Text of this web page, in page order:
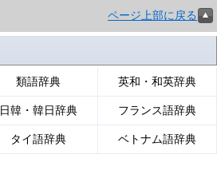
ページ上部に戻る
類語辞典 英和・和英辞典
日韓・韓日辞典 フランス語辞典
タイ語辞典 ベトナム語辞典